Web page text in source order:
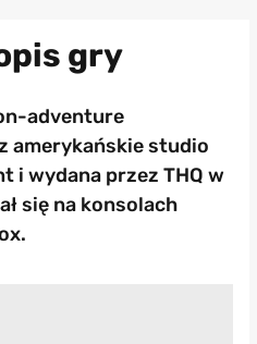
gry
adventure
amerykańskie studio
i wydana przez THQ w
się na konsolach